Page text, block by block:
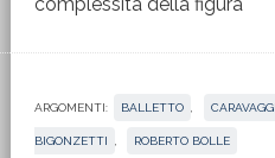
ARGOMENTI: BALLETTO
BIGONZETTI ROBERTO BOLLE